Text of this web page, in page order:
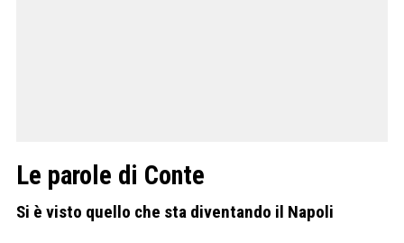
Le parole di Conte
Si è visto quello che sta diventando il Napoli